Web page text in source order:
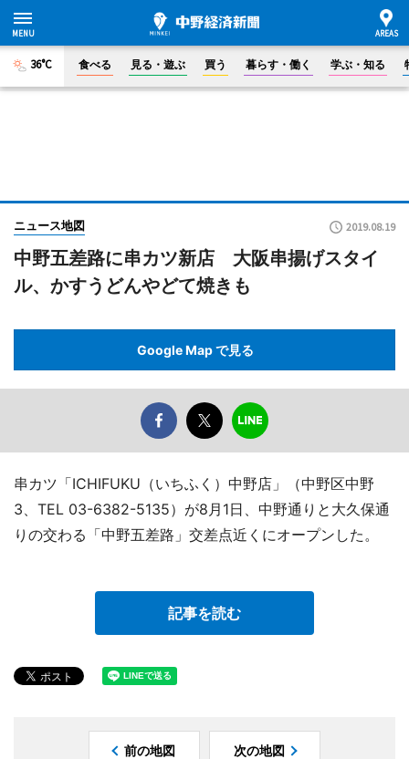
36°C 食べる 見る・遊ぶ 買う 暮らす・働く 学ぶ・知る
ニュース地図 2019.08.19
中野五差路に串カツ新店 大阪串揚げスタイ
ル、かすうどんやどて焼きも
Google Map で見る
串カツ「ICHIFUKU（いちふく）中野店」（中野区中野
3、TEL 03-6382-5135）が8月1日、中野通りと大久保通
りの交わる「中野五差路」交差点近くにオープンした。
記事を読む
前の地図 次の地図